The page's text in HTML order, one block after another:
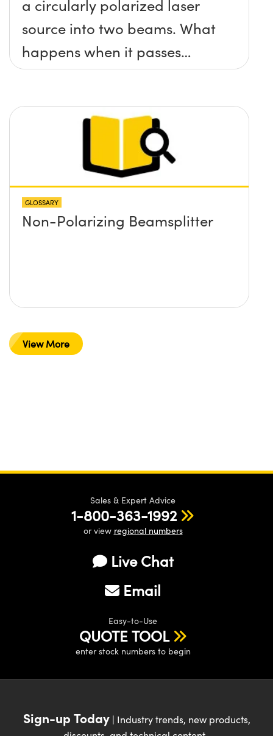
a circularly polarized laser
source into two beams. What
happens when it passes
through a cube beamsplitter
polarizing?
GLOSSARY
Non-Polarizing Beamsplitter
View More
Sales & Expert Advice
1-800-363-1992
or view regional numbers
Live Chat
Email
Easy-to-Use
QUOTE TOOL
enter stock numbers to begin
Sign-up Today| Industry trends, new products,